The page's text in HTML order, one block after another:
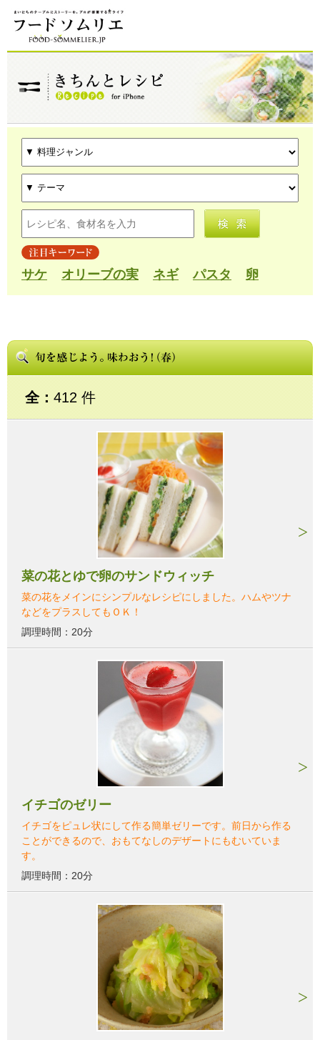
サケ オリーブの実 ネギ パスタ 卵
全：412 件
菜の花とゆで卵のサンドウィッチ
菜の花をメインにシンプルなレシピにしました。ハムやツナ
などをプラスしてもＯＫ！
調理時間：20分
イチゴのゼリー
イチゴをピュレ状にして作る簡単ゼリーです。前日から作る
ことができるので、おもてなしのデザートにもむいていま
す。
調理時間：20分